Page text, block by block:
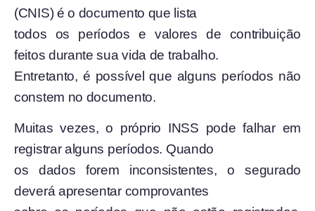
(CNIS) é o documento que lista
todos os períodos e valores de contribuição
feitos durante sua vida de trabalho.
Entretanto, é possível que alguns períodos não
constem no documento.
Muitas vezes, o próprio INSS pode falhar em
registrar alguns períodos. Quando
os dados forem inconsistentes, o segurado
deverá apresentar comprovantes